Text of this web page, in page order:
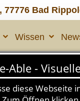
77776 Bad
Wissen
made in